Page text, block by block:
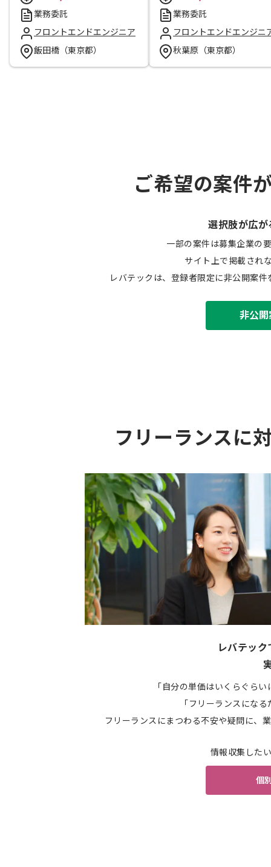
業務委託
フロントエンドエンジニア
飯田橋（東京都）
業務委託
フロントエンドエンジニ
秋葉原（東京都）
ご希望の案件
選択肢が広が
一部の案件は募集企業の
サイト上で掲載され
レバテックは、登録者限定に非公開案
非公
フリーランスに
レバテッ
「自分の単価はいくらぐら
「フリーランスにな
フリーランスにまつわる不安や疑問に、
情報収集した
個